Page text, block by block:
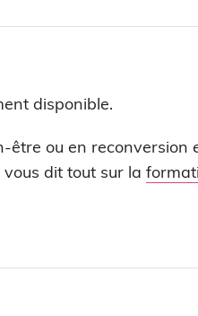
disponible.
être ou en reconversion
dit tout sur la